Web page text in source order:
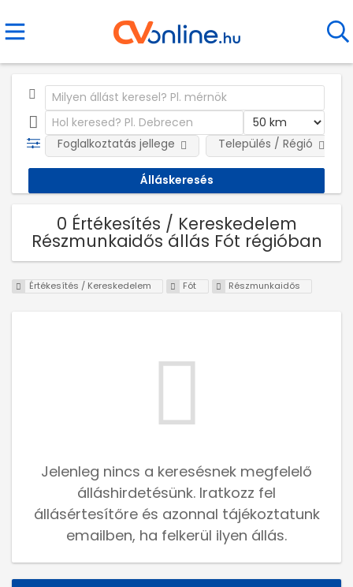
Foglalkoztatás jellege Település / Régió
0 Értékesítés / Kereskedelem
Részmunkaidős állás Fót régióban
Értékesítés / Kereskedelem Fót Részmunkaidős
Jelenleg nincs a keresésnek megfelelő
álláshirdetésünk. Iratkozz fel
állásértesítőre és azonnal tájékoztatunk
emailben, ha felkerül ilyen állás.